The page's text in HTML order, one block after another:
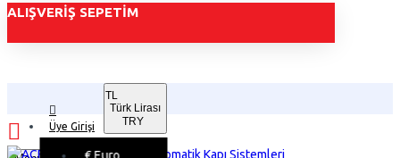
ALIŞVERIŞ SEPETIM
Üye Girişi
TL
Türk Lirası
TRY